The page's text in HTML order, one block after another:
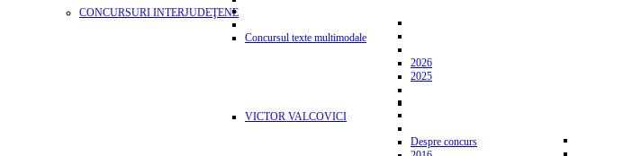
CONCURSURI INTERJUDEŢENE
Concursul texte multimodale
2026
2025
VICTOR VALCOVICI
Despre concurs